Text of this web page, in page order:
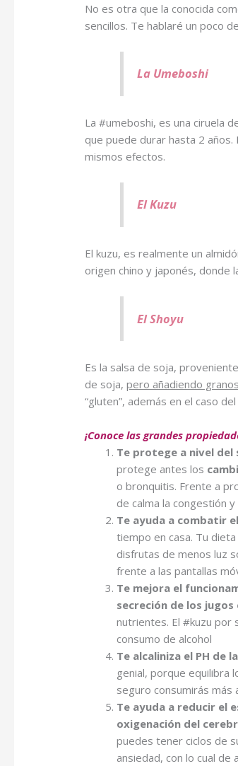
No es otra que la conocida
sencillos. Te hablaré un poco
La Umeboshi
La #umeboshi, es una ciruela
que puede durar hasta 2
mismos efectos.
El Kuzu
El kuzu, es realmente un
origen chino y japonés, donde
El Shoyu
Es la salsa de soja,
de soja,pero añadiendo
“gluten”, además en el caso
¡Conoce las grandes
Te protege a nivel
protege antes los
o bronquitis. Frente a
de calma la congestión
Te ayuda a combatir
tiempo en casa. Tu
disfrutas de menos luz
frente a las pantallas
Te mejora el
secreción de los
nutrientes. El #kuzu por
consumo de alcohol
Te alcaliniza el PH de
genial, porque equilibra
seguro consumirás más
Te ayuda a reducir el
oxigenación del
puedes tener ciclos de
ansiedad, con lo cual